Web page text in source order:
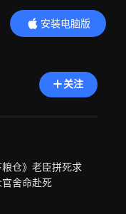
安装电脑版
内容更精彩
关注
粮仓》老臣拼死求
官舍命赴死